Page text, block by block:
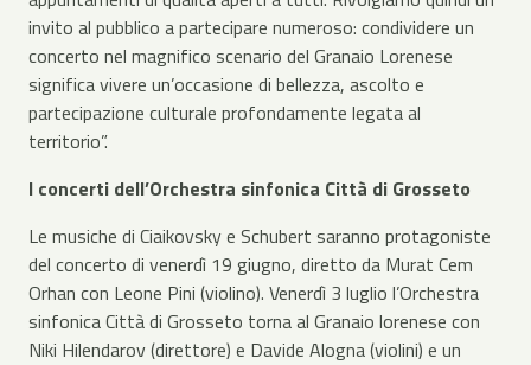
invito al pubblico a partecipare numeroso: condividere un
concerto nel magnifico scenario del Granaio Lorenese
significa vivere un’occasione di bellezza, ascolto e
partecipazione culturale profondamente legata al
territorio”.
I concerti dell’Orchestra sinfonica Città di Grosseto
Le musiche di Ciaikovsky e Schubert saranno protagoniste
del concerto di venerdì 19 giugno, diretto da Murat Cem
Orhan con Leone Pini (violino). Venerdì 3 luglio l’Orchestra
sinfonica Città di Grosseto torna al Granaio lorenese con
Niki Hilendarov (direttore) e Davide Alogna (violini) e un